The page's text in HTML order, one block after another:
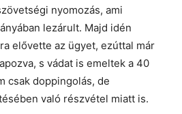
nyomozás, ami
lezárult. Majd idén
elővette az ügyet, ezúttal már
s vádat is emeltek a 40
csak doppingolás, de
való részvétel miatt is.